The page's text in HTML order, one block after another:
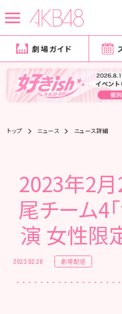
劇場ガイド
トップ ニュース ニュース詳細
2023年2月
尾チーム4
演 女性限
2023.02.28 劇場配信